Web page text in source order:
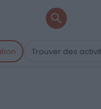
Trouver des